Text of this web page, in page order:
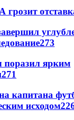
273
поразил ярким
271
капитана
исходом